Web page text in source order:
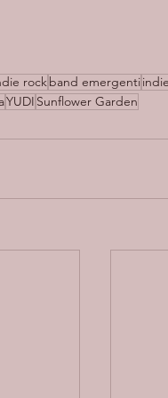
rockband emergenti
YUDI Sunflower Garden